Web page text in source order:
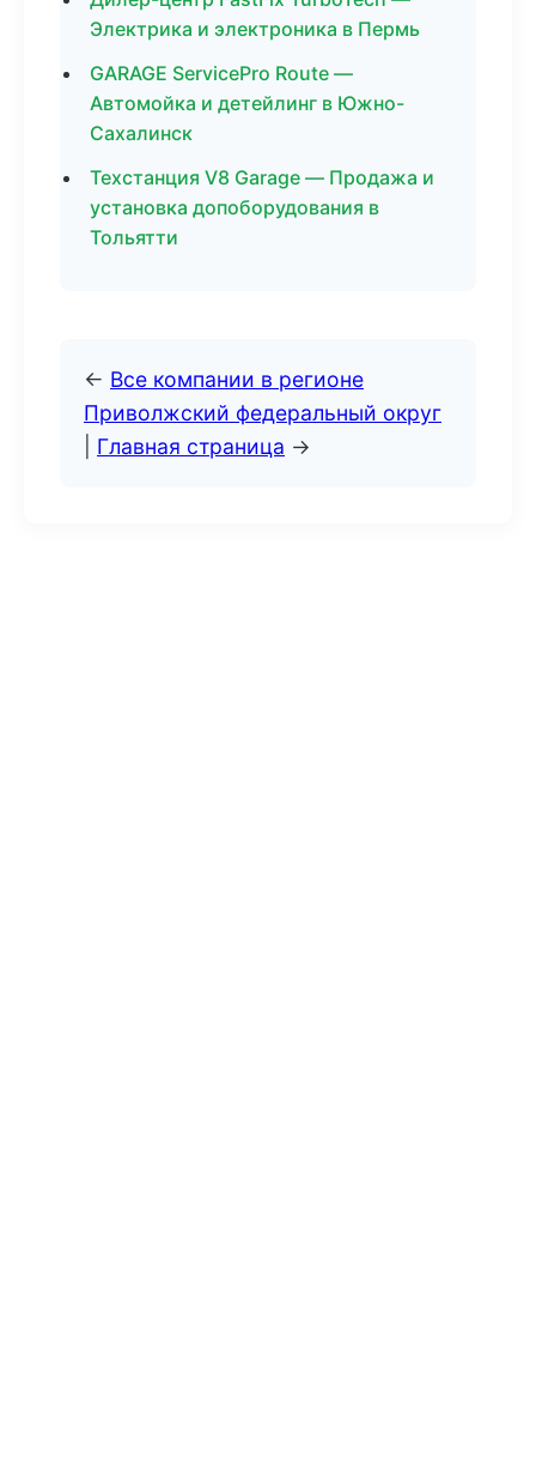
Электрика и электроника в Пермь
GARAGE ServicePro Route —
Автомойка и детейлинг в Южно-
Сахалинск
Техстанция V8 Garage — Продажа и
установка допоборудования в
Тольятти
← Все компании в регионе
Приволжский федеральный округ
Главная страница →